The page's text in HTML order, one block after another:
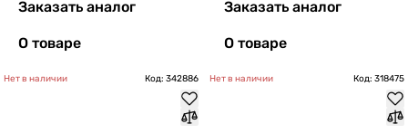
Заказать аналог
О товаре
Заказать аналог
О товаре
Нет в наличии Код: 342886 Нет в наличии Код: 318475